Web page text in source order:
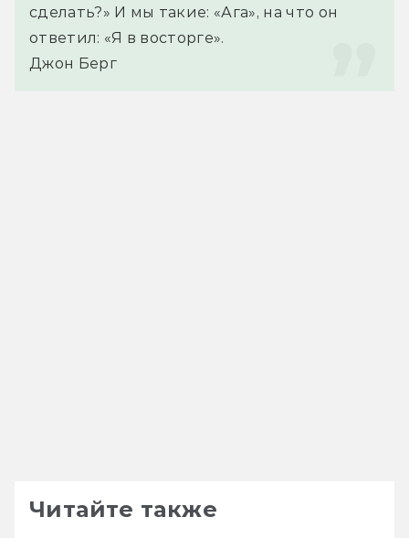
сделать?» И мы такие: «Ага», на что он
ответил: «Я в восторге».
Джон Берг
Читайте также